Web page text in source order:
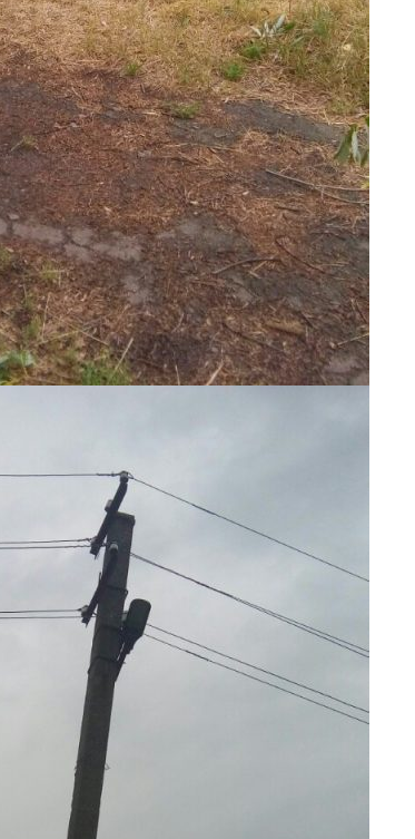
НОВИНИ ОГОЛОШЕННЯ
Оголошення про
прийом
присудження
Кабінету Міністрів
України за вагомий
внесок у
енергетичної
України